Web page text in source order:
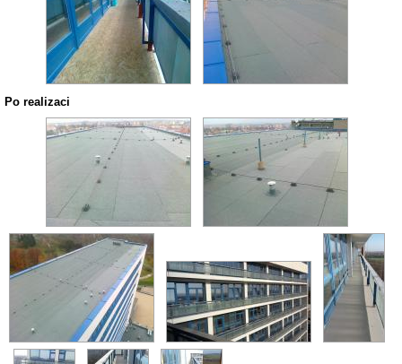
Po realizaci